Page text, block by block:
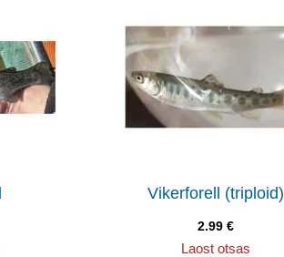
Vikerforell (triploid)
2.99 €
Laost otsas